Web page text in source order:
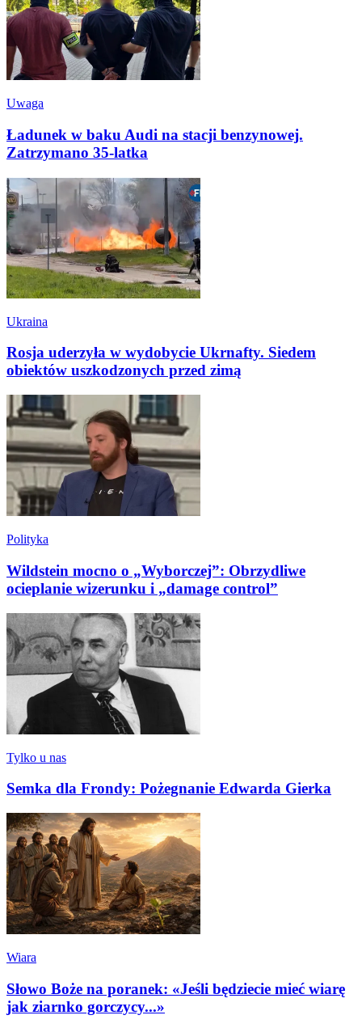
Uwaga
Ładunek w baku Audi na stacji benzynowej.
Zatrzymano 35-latka
Ukraina
Rosja uderzyła w wydobycie Ukrnafty. Siedem
obiektów uszkodzonych przed zimą
Polityka
Wildstein mocno o „Wyborczej”: Obrzydliwe
ocieplanie wizerunku i „damage control”
Tylko u nas
Semka dla Frondy: Pożegnanie Edwarda Gierka
Wiara
Słowo Boże na poranek: «Jeśli będziecie mieć wiarę
jak ziarnko gorczycy...»